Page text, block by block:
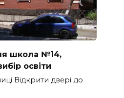
школа №14,
освіти
Відкрити двері до